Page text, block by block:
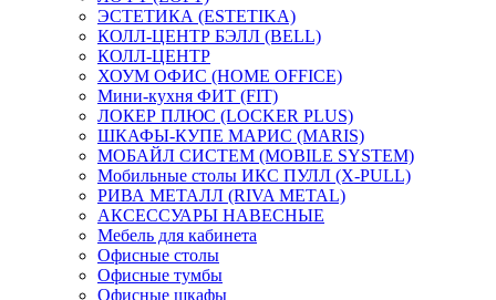
ЭСТЕТИКА (ESTETIKA)
КОЛЛ-ЦЕНТР БЭЛЛ (BELL)
КОЛЛ-ЦЕНТР
ХОУМ ОФИС (HOME OFFICE)
Мини-кухня ФИТ (FIT)
ЛОКЕР ПЛЮС (LOCKER PLUS)
ШКАФЫ-КУПЕ МАРИС (MARIS)
МОБАЙЛ СИСТЕМ (MOBILE SYSTEM)
Мобильные столы ИКС ПУЛЛ (X-PULL)
РИВА МЕТАЛЛ (RIVA METAL)
АКСЕССУАРЫ НАВЕСНЫЕ
Мебель для кабинета
Офисные столы
Офисные тумбы
Офисные шкафы